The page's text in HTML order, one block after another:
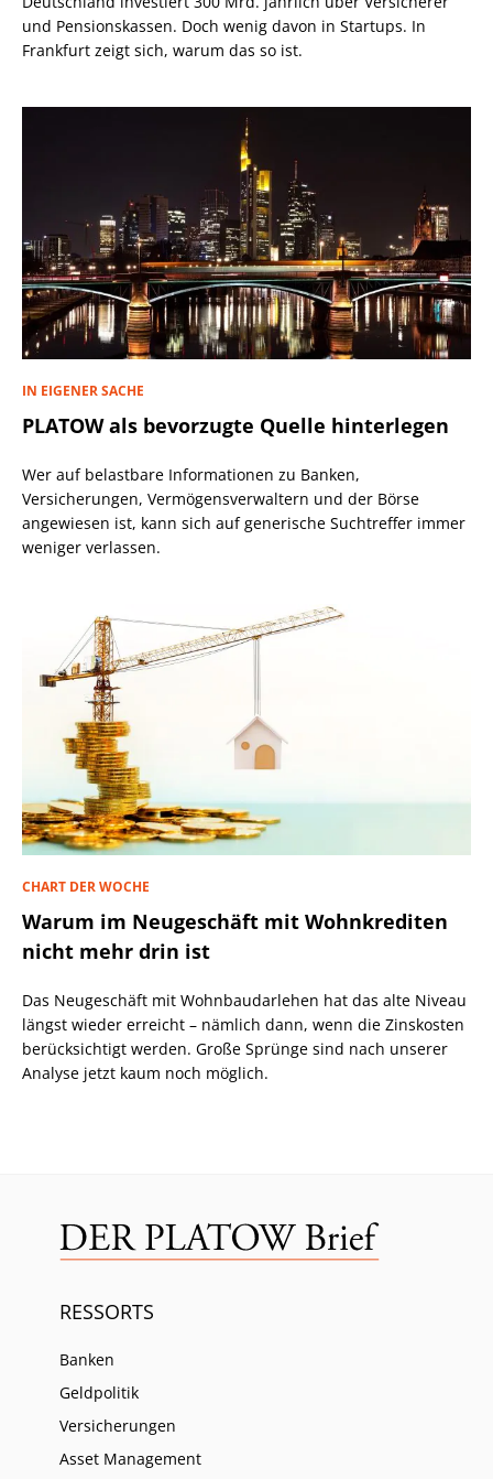
und Pensionskassen. Doch wenig davon in Startups. In
Frankfurt zeigt sich, warum das so ist.
IN EIGENER SACHE
PLATOW als bevorzugte Quelle hinterlegen
Wer auf belastbare Informationen zu Banken,
Versicherungen, Vermögensverwaltern und der Börse
angewiesen ist, kann sich auf generische Suchtreffer immer
weniger verlassen.
CHART DER WOCHE
Warum im Neugeschäft mit Wohnkrediten
nicht mehr drin ist
Das Neugeschäft mit Wohnbaudarlehen hat das alte Niveau
längst wieder erreicht – nämlich dann, wenn die Zinskosten
berücksichtigt werden. Große Sprünge sind nach unserer
Analyse jetzt kaum noch möglich.
RESSORTS
Banken
Geldpolitik
Versicherungen
Asset Management